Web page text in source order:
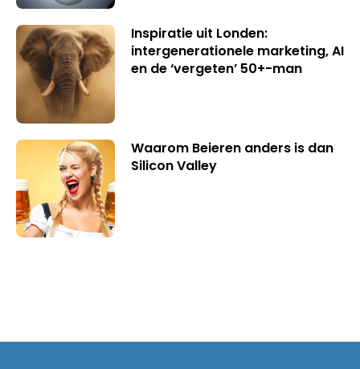
Inspiratie uit Londen:
intergenerationele marketing, AI
en de ‘vergeten’ 50+-man
Waarom Beieren anders is dan
Silicon Valley